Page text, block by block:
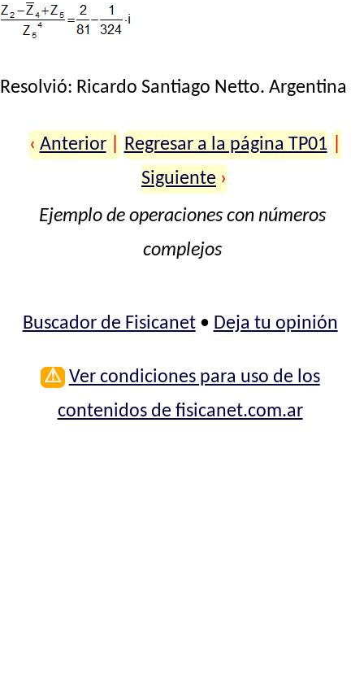
Resolvió: Ricardo Santiago Netto. Argentina
‹ Anterior Regresar a la página TP01
Siguiente ›
Ejemplo de operaciones con números
complejos
Buscador de Fisicanet• Deja tu opinión
⚠ Ver condiciones para uso de los
contenidos de fisicanet.com.ar